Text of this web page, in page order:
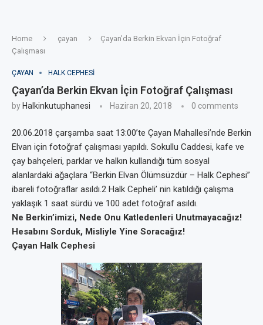
Home çayan
Çayan’da Berkin Ekvan İçin Fotoğraf
Çalışması
ÇAYAN HALK CEPHESI
Çayan’da Berkin Ekvan İçin Fotoğraf Çalışması
by Halkinkutuphanesi Haziran 20, 2018 0 comments
20.06.2018 çarşamba saat 13:00’te Çayan Mahallesi’nde Berkin
Elvan için fotoğraf çalışması yapıldı. Sokullu Caddesi, kafe ve
çay bahçeleri, parklar ve halkın kullandığı tüm sosyal
alanlardaki ağaçlara “Berkin Elvan Ölümsüzdür – Halk Cephesi”
ibareli fotoğraflar asıldı.2 Halk Cepheli’ nin katıldığı çalışma
yaklaşık 1 saat sürdü ve 100 adet fotoğraf asıldı.
Ne Berkin’imizi, Nede Onu Katledenleri Unutmayacağız!
Hesabını Sorduk, Misliyle Yine Soracağız!
Çayan Halk Cephesi